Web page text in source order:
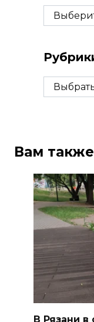
Архивы
Рубрики
Вам
В Рязани в